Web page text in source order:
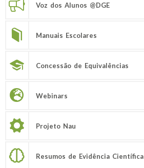
Voz dos Alunos @DGE
Manuais Escolares
Concessão de Equivalências
Webinars
Projeto Nau
Resumos de Evidência Científica